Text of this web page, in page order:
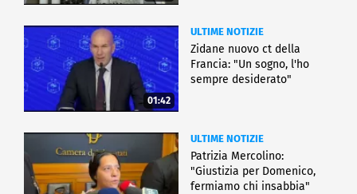
01:42
ULTIME NOTIZIE
Zidane nuovo ct della
Francia: "Un sogno, l'ho
sempre desiderato"
ULTIME NOTIZIE
Patrizia Mercolino:
"Giustizia per Domenico,
fermiamo chi insabbia"